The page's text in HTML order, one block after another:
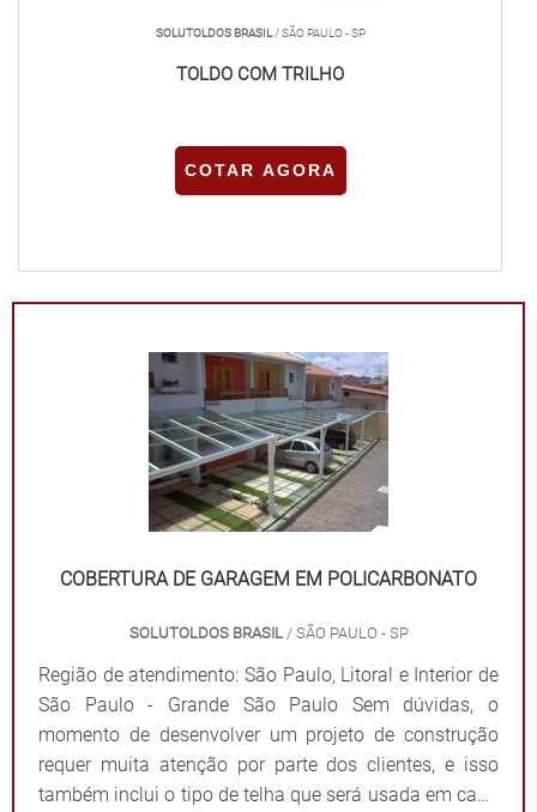
SOLUTOLDOS BRASIL/ SÃO PAULO - SP
TOLDO COM TRILHO
COTAR AGORA
COBERTURA DE GARAGEM EM POLICARBONATO
SOLUTOLDOS BRASIL / SÃO PAULO - SP
Região de atendimento: São Paulo, Litoral e Interior de
São Paulo - Grande São Paulo Sem dúvidas, o
momento de desenvolver um projeto de construção
requer muita atenção por parte dos clientes, e isso
também inclui o tipo de telha que será usada em cada